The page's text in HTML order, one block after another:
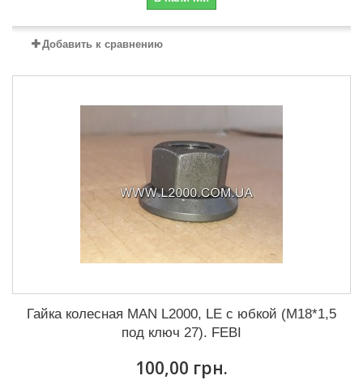
Добавить к сравнению
Гайка колесная MAN L2000, LE с юбкой (М18*1,5
под ключ 27). FEBI
100,00 грн.